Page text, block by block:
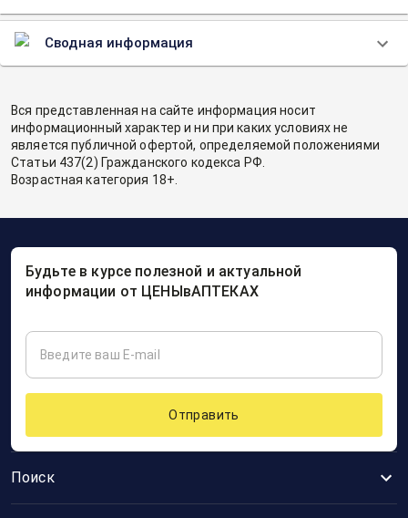
Сводная информация
Вся представленная на сайте информация носит
информационный характер и ни при каких условиях не
является публичной офертой, определяемой положениями
Статьи 437(2) Гражданского кодекса РФ.
Возрастная категория 18+.
Поиск
Будьте в курсе полезной и актуальной
информации от ЦЕНЫвАПТЕКАХ
Отправить